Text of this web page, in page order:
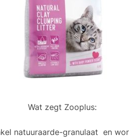
Wat zegt Zooplus:
natuuraarde-granulaat en